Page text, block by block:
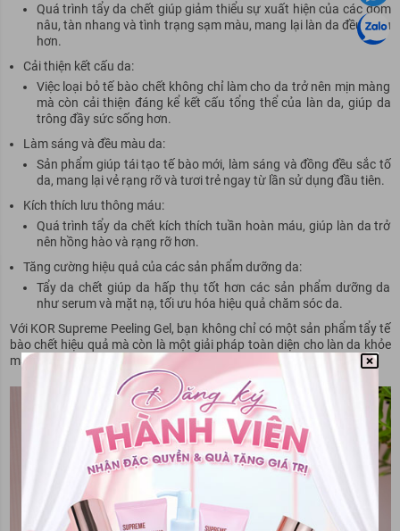
Quá trình tẩy da chết giúp giảm thiểu sự xuất hiện của các đốm
nâu, tàn nhang và tình trạng sạm màu, mang lại làn da đều màu
hơn.
Cải thiện kết cấu da:
Việc loại bỏ tế bào chết không chỉ làm cho da trở nên mịn màng
mà còn cải thiện đáng kể kết cấu tổng thể của làn da, giúp da
trông đầy sức sống hơn.
Làm sáng và đều màu da:
Sản phẩm giúp tái tạo tế bào mới, làm sáng và đồng đều sắc tố
da, mang lại vẻ rạng rỡ và tươi trẻ ngay từ lần sử dụng đầu tiên.
Kích thích lưu thông máu:
Quá trình tẩy da chết kích thích tuần hoàn máu, giúp làn da trở
nên hồng hào và rạng rỡ hơn.
Tăng cường hiệu quả của các sản phẩm dưỡng da:
Tẩy da chết giúp da hấp thụ tốt hơn các sản phẩm dưỡng da
như serum và mặt nạ, tối ưu hóa hiệu quả chăm sóc da.
Với KOR Supreme Peeling Gel, bạn không chỉ có một sản phẩm tẩy tế
bào chết hiệu quả mà còn là một giải pháp toàn diện cho làn da khỏe
mạnh, rạng rỡ. Hãy trải nghiệm ngay để cảm nhận sự khác biệt